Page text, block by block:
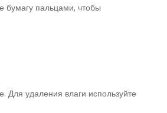
бумагу пальцами, чтобы
Для удаления влаги используйте